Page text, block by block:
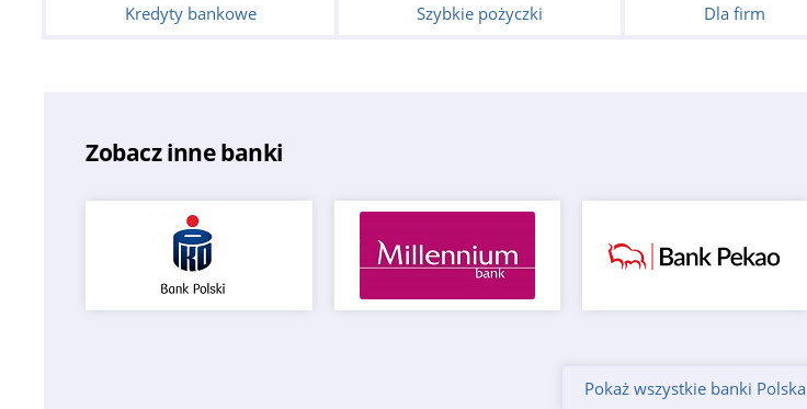
Kredyty bankowe Szybkie pożyczki Dla firm
Zobacz inne banki
Pokaż wszystkie banki Polska